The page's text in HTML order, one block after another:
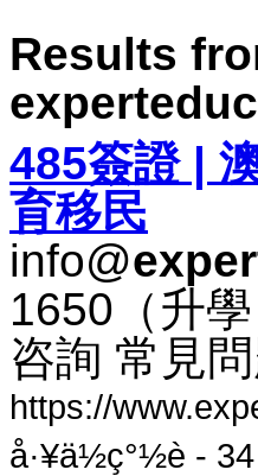
Results
485​簽​證 |
育​移民
info@
1650​（​升​
咨​詢 常​見​
https://
å·¥ä½ç°½è­ -